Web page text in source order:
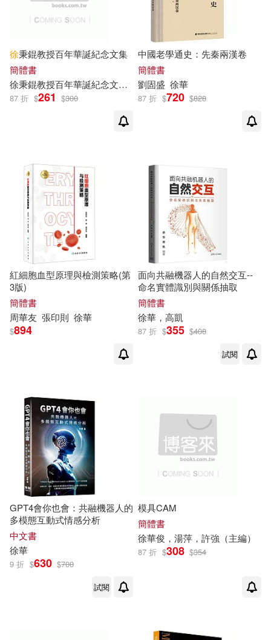
徐秉錕教授百年華誕紀念文集
簡體書
徐秉錕教授百年華誕紀念文集編委會
87 折 $261 $300
中國老學通史：先秦兩漢卷
簡體書
劉固盛 徐華
87 折 $720 $828
紅細胞血型原理與檢測策略(第
3版)
簡體書
周華友 張印則 徐華
$894
面向共融機器人的自然交互--
命名實體識別與關係抽取
簡體書
徐華 ，高凱
87 折 $355 $408
試閱
GPT4會你也會：共融機器人的
多模態互動式情感分析
中文書
徐華
9 折 $630 $700
試閱
模具CAM
簡體書
徐華俊，湯萍，許強（主編）
87 折 $308 $354